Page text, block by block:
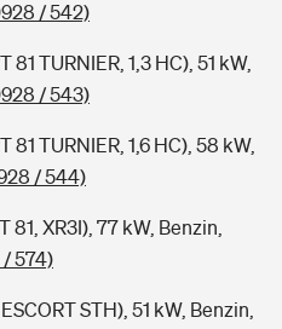
/ 542)
81 TURNIER, 1,3 HC), 51 kW,
/ 543)
81 TURNIER, 1,6 HC), 58 kW,
/ 544)
81, XR3I), 77 kW, Benzin,
574)
STH), 51 kW, Benzin,